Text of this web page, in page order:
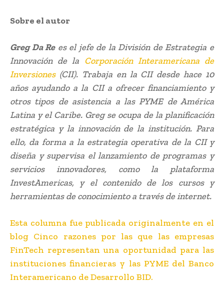
Sobre el autor
Greg Da Rees el jefe de la División de Estrategia e
Innovación de la Corporación Interamericana de
Inversiones(CII). Trabaja en la CII desde hace 10
años ayudando a la CII a ofrecer financiamiento y
otros tipos de asistencia a las PYME de América
Latina y el Caribe. Greg se ocupa de la planificación
estratégica y la innovación de la institución. Para
ello, da forma a la estrategia operativa de la CII y
diseña y supervisa el lanzamiento de programas y
servicios innovadores, como la plataforma
InvestAmericas, y el contenido de los cursos y
herramientas de conocimiento a través de internet.
Esta columna fue publicada originalmente en el
blog Cinco razones por las que las empresas
FinTech representan una oportunidad para las
instituciones financieras y las PYMEdel Banco
Interamericano de Desarrollo BID.